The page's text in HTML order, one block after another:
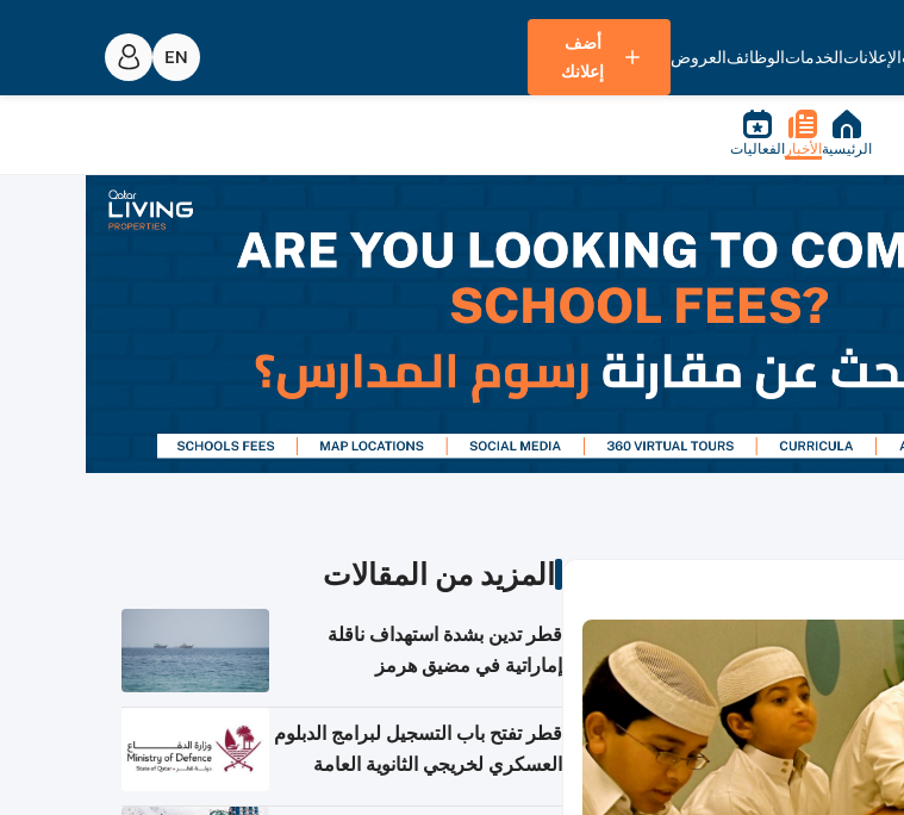
الإعلاناتالخدماتالوظائفالعروض
أضف
إعلانك
الرئيسية الأخبار الفعاليات
المزيد من المقالات
قطر تدين بشدة استهداف ناقلة
إماراتية في مضيق هرمز
قطر تفتح باب التسجيل لبرامج الدبلوم
العسكري لخريجي الثانوية العامة